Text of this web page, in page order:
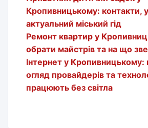
Кропивницькому: контакти,
актуальний міський гід
Ремонт квартир у
обрати майстрів та на що
Інтернет у Кропивницькому:
огляд провайдерів та
працюють без світла